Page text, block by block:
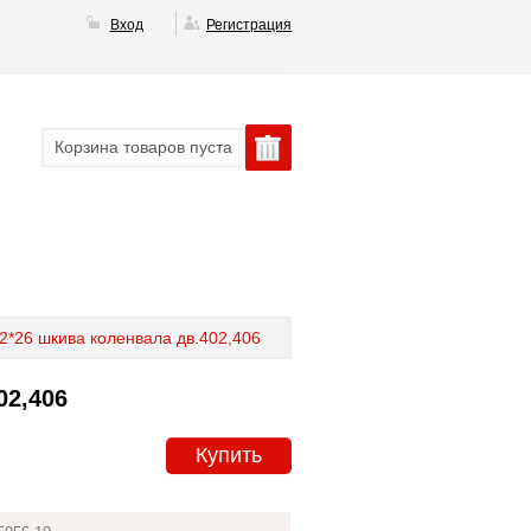
Вход Регистрация
Корзина товаров пуста
шкива коленвала дв.402,406
Купить